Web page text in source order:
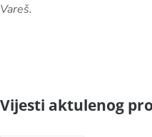
Vareš.
Vijesti aktulenog